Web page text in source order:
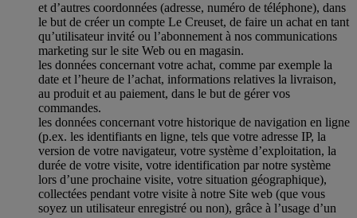
et d’autres coordonnées (adresse, numéro de téléphone), dans
le but de créer un compte Le Creuset, de faire un achat en tant
qu’utilisateur invité ou l’abonnement à nos communications
marketing sur le site Web ou en magasin.
les données concernant votre achat, comme par exemple la
date et l’heure de l’achat, informations relatives la livraison,
au produit et au paiement, dans le but de gérer vos
commandes.
les données concernant votre historique de navigation en ligne
(p.ex. les identifiants en ligne, tels que votre adresse IP, la
version de votre navigateur, votre système d’exploitation, la
durée de votre visite, votre identification par notre système
lors d’une prochaine visite, votre situation géographique),
collectées pendant votre visite à notre Site web (que vous
soyez un utilisateur enregistré ou non), grâce à l’usage d’un